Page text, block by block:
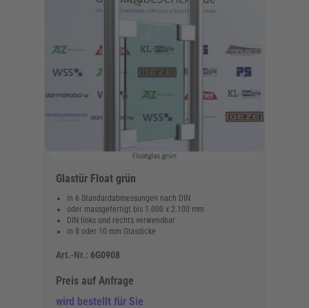
Glastür Float grün
in 6 Standardabmessungen nach DIN
oder massgefertigt bis 1.000 x 2.100 mm
DIN links und rechts verwendbar
in 8 oder 10 mm Glasdicke
Art.-Nr.: 6G0908
Preis auf Anfrage
wird bestellt für Sie